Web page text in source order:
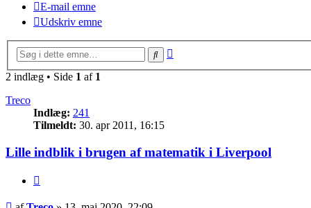
E-mail emne
Udskriv emne
Søg
2 indlæg • Side 1 af 1
Treco
Indlæg: 241
Tilmeldt: 30. apr 2011, 16:15
Lille indblik i brugen af matematik i Liverpool
Indlæg